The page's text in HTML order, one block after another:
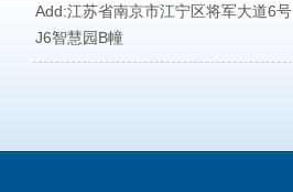
Add:江苏省南京市江宁区将军大道6号
J6智慧园B幢